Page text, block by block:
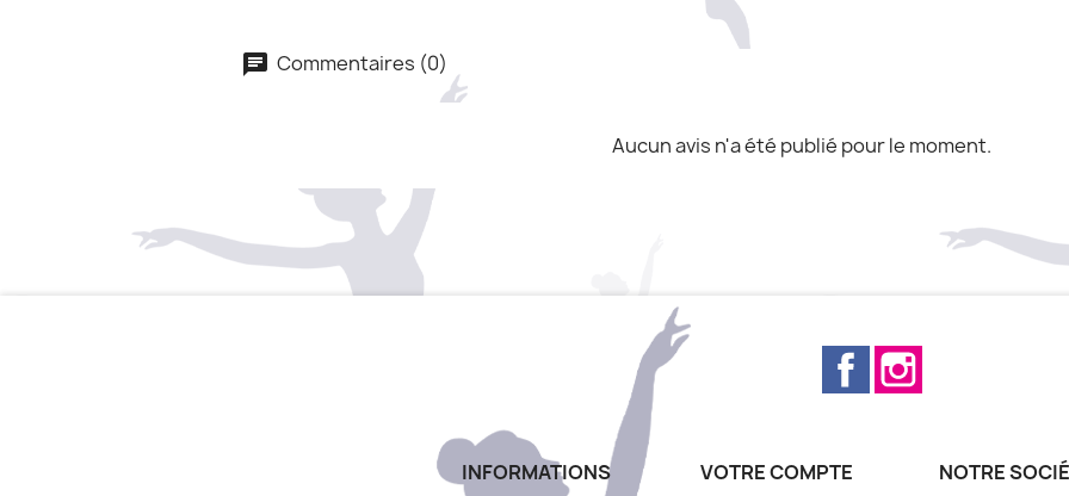
Commentaires (0)
Aucun avis n'a été publié pour le moment.
Facebook
INFORMATIONS VOTRE COMPTE NOTRE